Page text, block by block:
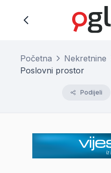
Početna Nekretnine
Poslovni prostor
Podijeli